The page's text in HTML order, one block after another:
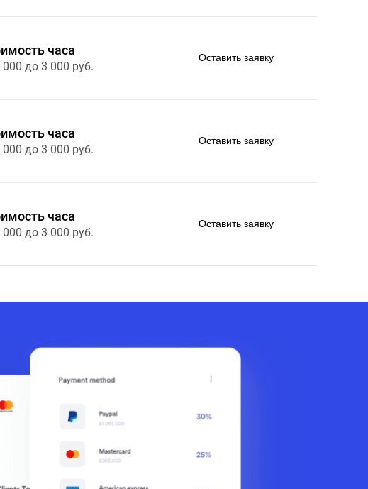
часа
000 до 3 000 руб.
Оставить заявку
часа
000 до 3 000 руб.
Оставить заявку
часа
000 до 3 000 руб.
Оставить заявку